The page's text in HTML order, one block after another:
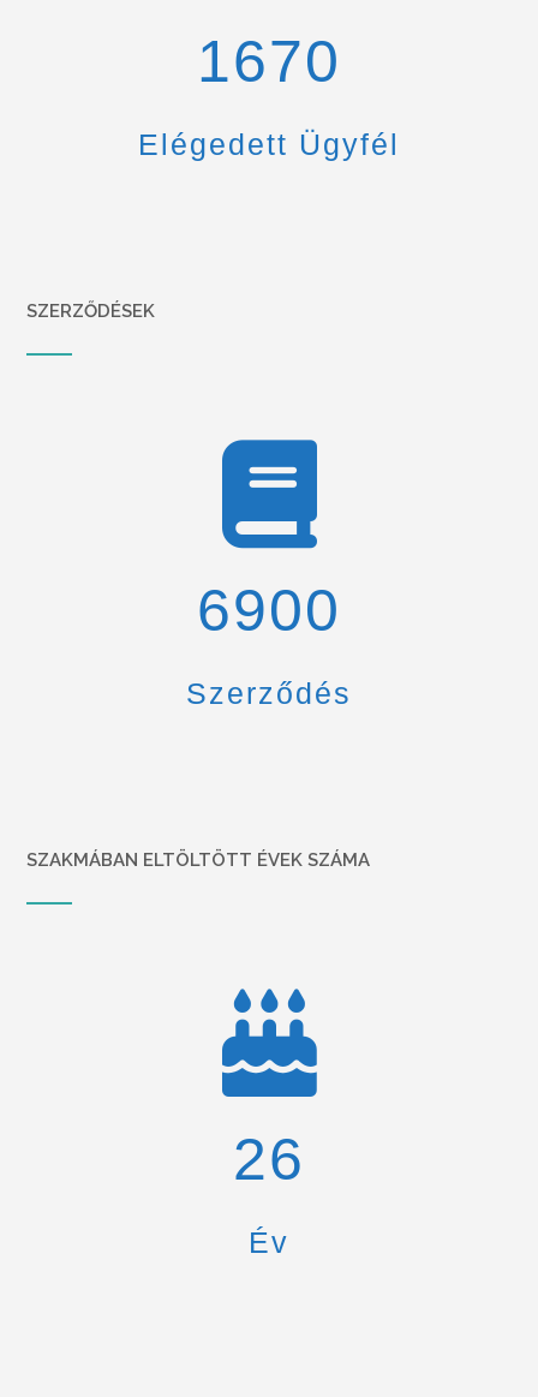
1670
Elégedett Ügyfél
SZERZŐDÉSEK
6900
Szerződés
SZAKMÁBAN ELTÖLTÖTT ÉVEK SZÁMA
26
Év